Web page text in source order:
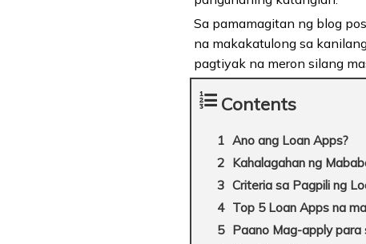
Sa pamamagitan ng blog
na makakatulong sa
pagtiyak na meron silang
Contents
Ano ang Loan Apps?
Kahalagahan ng
Criteria sa Pagpili ng
Top 5 Loan Apps na
Paano Mag-apply para